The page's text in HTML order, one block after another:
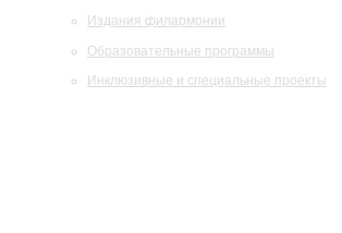
Издания филармонии
Образовательные программы
Инклюзивные и специальные проекты